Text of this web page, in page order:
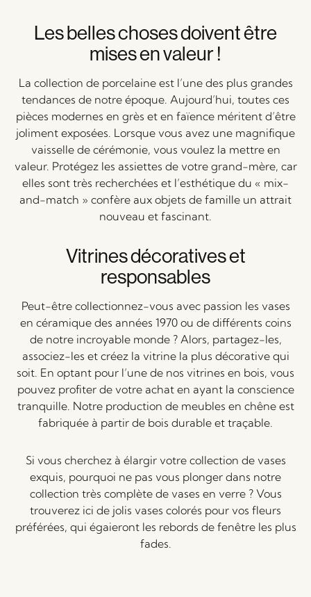
Les belles choses doivent être
mises en valeur !
La collection de porcelaine est l’une des plus grandes
tendances de notre époque. Aujourd’hui, toutes ces
pièces modernes en grès et en faïence méritent d’être
joliment exposées. Lorsque vous avez une magnifique
vaisselle de cérémonie, vous voulez la mettre en
valeur. Protégez les assiettes de votre grand-mère, car
elles sont très recherchées et l’esthétique du « mix-
and-match » confère aux objets de famille un attrait
nouveau et fascinant.
Vitrines décoratives et
responsables
Peut-être collectionnez-vous avec passion les vases
en céramique des années 1970 ou de différents coins
de notre incroyable monde ? Alors, partagez-les,
associez-les et créez la vitrine la plus décorative qui
soit. En optant pour l’une de nos vitrines en bois, vous
pouvez profiter de votre achat en ayant la conscience
tranquille. Notre production de meubles en chêne est
fabriquée à partir de bois durable et traçable.
Si vous cherchez à élargir votre collection de vases
exquis, pourquoi ne pas vous plonger dans notre
collection très complète de vases en verre ? Vous
trouverez ici de jolis vases colorés pour vos fleurs
préférées, qui égaieront les rebords de fenêtre les plus
fades.